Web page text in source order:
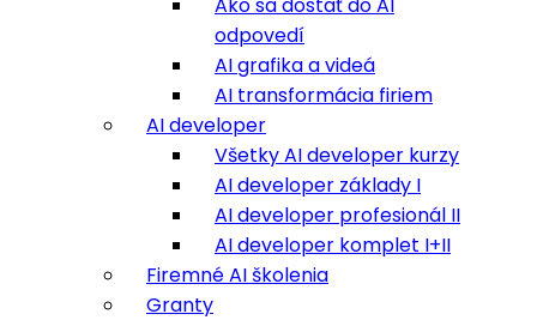
odpovedí
AI grafika a videá
AI transformácia firiem
AI developer
Všetky AI developer kurzy
AI developer základy I
AI developer profesionál II
AI developer komplet I+II
Firemné AI školenia
Granty